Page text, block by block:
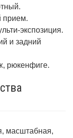
прием.
экспозиция.
и задний
рюкенфиге.
масштабная,